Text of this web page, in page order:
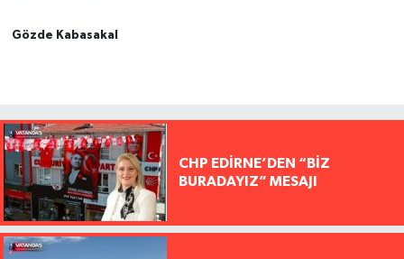
Gözde Kabasakal
CHP EDİRNE’DEN “BİZ
BURADAYIZ” MESAJI